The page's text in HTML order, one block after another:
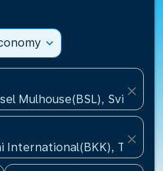
expand_more
Mulhouse(BSL), Svizzera
close
International(BKK),
close